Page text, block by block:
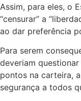
Assim, para eles, o
“censurar” a
ao dar preferência
Para serem
deveriam
pontos na carteira,
segurança a todos